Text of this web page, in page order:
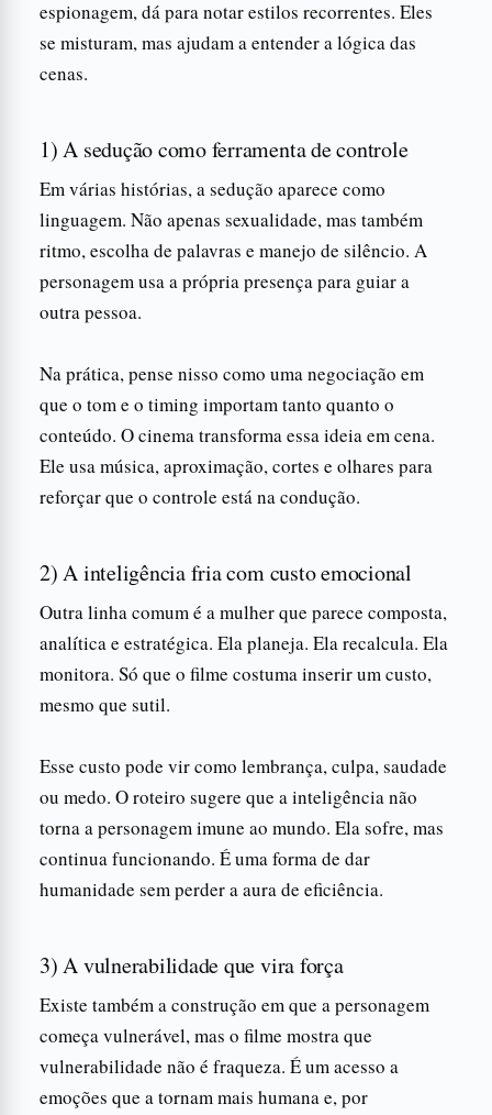
espionagem, dá para notar estilos recorrentes. Eles
se misturam, mas ajudam a entender a lógica das
cenas.
1) A sedução como ferramenta de controle
Em várias histórias, a sedução aparece como
linguagem. Não apenas sexualidade, mas também
ritmo, escolha de palavras e manejo de silêncio. A
personagem usa a própria presença para guiar a
outra pessoa.
Na prática, pense nisso como uma negociação em
que o tom e o timing importam tanto quanto o
conteúdo. O cinema transforma essa ideia em cena.
Ele usa música, aproximação, cortes e olhares para
reforçar que o controle está na condução.
2) A inteligência fria com custo emocional
Outra linha comum é a mulher que parece composta,
analítica e estratégica. Ela planeja. Ela recalcula. Ela
monitora. Só que o filme costuma inserir um custo,
mesmo que sutil.
Esse custo pode vir como lembrança, culpa, saudade
ou medo. O roteiro sugere que a inteligência não
torna a personagem imune ao mundo. Ela sofre, mas
continua funcionando. É uma forma de dar
humanidade sem perder a aura de eficiência.
3) A vulnerabilidade que vira força
Existe também a construção em que a personagem
começa vulnerável, mas o filme mostra que
vulnerabilidade não é fraqueza. É um acesso a
emoções que a tornam mais humana e, por